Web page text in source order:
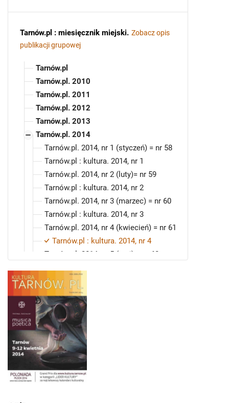
Tarnów.pl : miesięcznik miejski. Zobacz opis
publikacji grupowej
Tarnów.pl
Tarnów.pl. 2010
Tarnów.pl. 2011
Tarnów.pl. 2012
Tarnów.pl. 2013
Tarnów.pl. 2014
Tarnów.pl. 2014, nr 1 (styczeń) = nr 58
Tarnów.pl : kultura. 2014, nr 1
Tarnów.pl. 2014, nr 2 (luty)= nr 59
Tarnów.pl : kultura. 2014, nr 2
Tarnów.pl. 2014, nr 3 (marzec) = nr 60
Tarnów.pl : kultura. 2014, nr 3
Tarnów.pl. 2014, nr 4 (kwiecień) = nr 61
Tarnów.pl : kultura. 2014, nr 4
Tarnów.pl. 2014, nr 5 (maj) = nr 62
Tarnów.pl. 2014, nr 6 (czerwiec) = nr 63
Tarnów.pl : kultura. 2014, nr 6
Tarnów.pl. 2014, nr 7 (lipiec) = nr 64
Tarnów.pl : kultura. 2014, nr 7
Tarnów.pl. 2014, nr 8 (sierpień) = nr 65
Tarnów.pl : kultura. 2014, nr 8
Tarnów.pl. 2014, nr 9 (wrzesień) = nr 66
Tarnów.pl : kultura. 2014, nr 9